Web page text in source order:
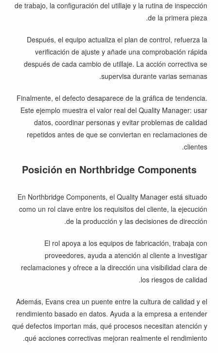
de trabajo, la configuración del utillaje y la rutina de inspección
de la primera pieza.
Después, el equipo actualiza el plan de control, refuerza la
verificación de ajuste y añade una comprobación rápida
después de cada cambio de utillaje. La acción correctiva se
supervisa durante varias semanas.
Finalmente, el defecto desaparece de la gráfica de tendencia.
Este ejemplo muestra el valor real del Quality Manager: usar
datos, coordinar personas y evitar problemas de calidad
repetidos antes de que se conviertan en reclamaciones de
clientes.
Posición en Northbridge Components
En Northbridge Components, el Quality Manager está situado
como un rol clave entre los requisitos del cliente, la ejecución
de la producción y las decisiones de dirección.
El rol apoya a los equipos de fabricación, trabaja con
proveedores, ayuda a atención al cliente a investigar
reclamaciones y ofrece a la dirección una visibilidad clara de
los riesgos de calidad.
Además, Evans crea un puente entre la cultura de calidad y el
rendimiento basado en datos. Ayuda a la empresa a entender
qué defectos importan más, qué procesos necesitan atención y
qué acciones correctivas mejoran realmente el rendimiento.